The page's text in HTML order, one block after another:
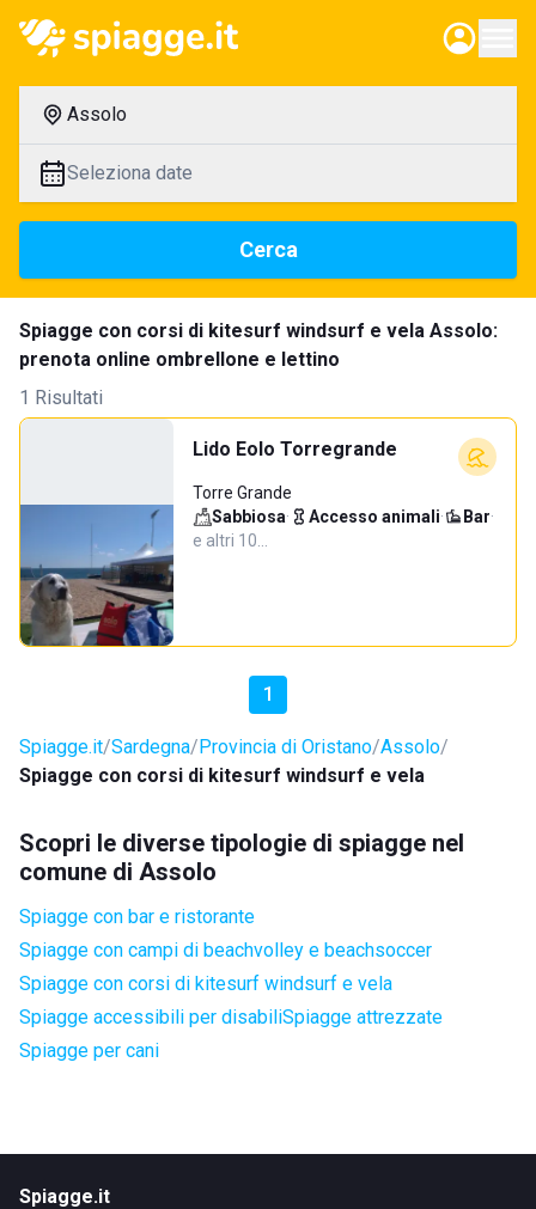
Assolo
Seleziona date
Cerca
Spiagge con corsi di kitesurf windsurf e vela Assolo:
prenota online ombrellone e lettino
1 Risultati
Lido Eolo Torregrande
Torre Grande
Sabbiosa· Accesso animali· Bar·
e altri 10…
1
Spiagge.it Sardegna Provincia di Oristano Assolo
Spiagge con corsi di kitesurf windsurf e vela
Scopri le diverse tipologie di spiagge nel
comune di Assolo
Spiagge con bar e ristorante
Spiagge con campi di beachvolley e beachsoccer
Spiagge con corsi di kitesurf windsurf e vela
Spiagge accessibili per disabiliSpiagge attrezzate
Spiagge per cani
Spiagge.it